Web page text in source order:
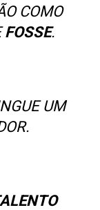
COMO
FOSSE.
UM